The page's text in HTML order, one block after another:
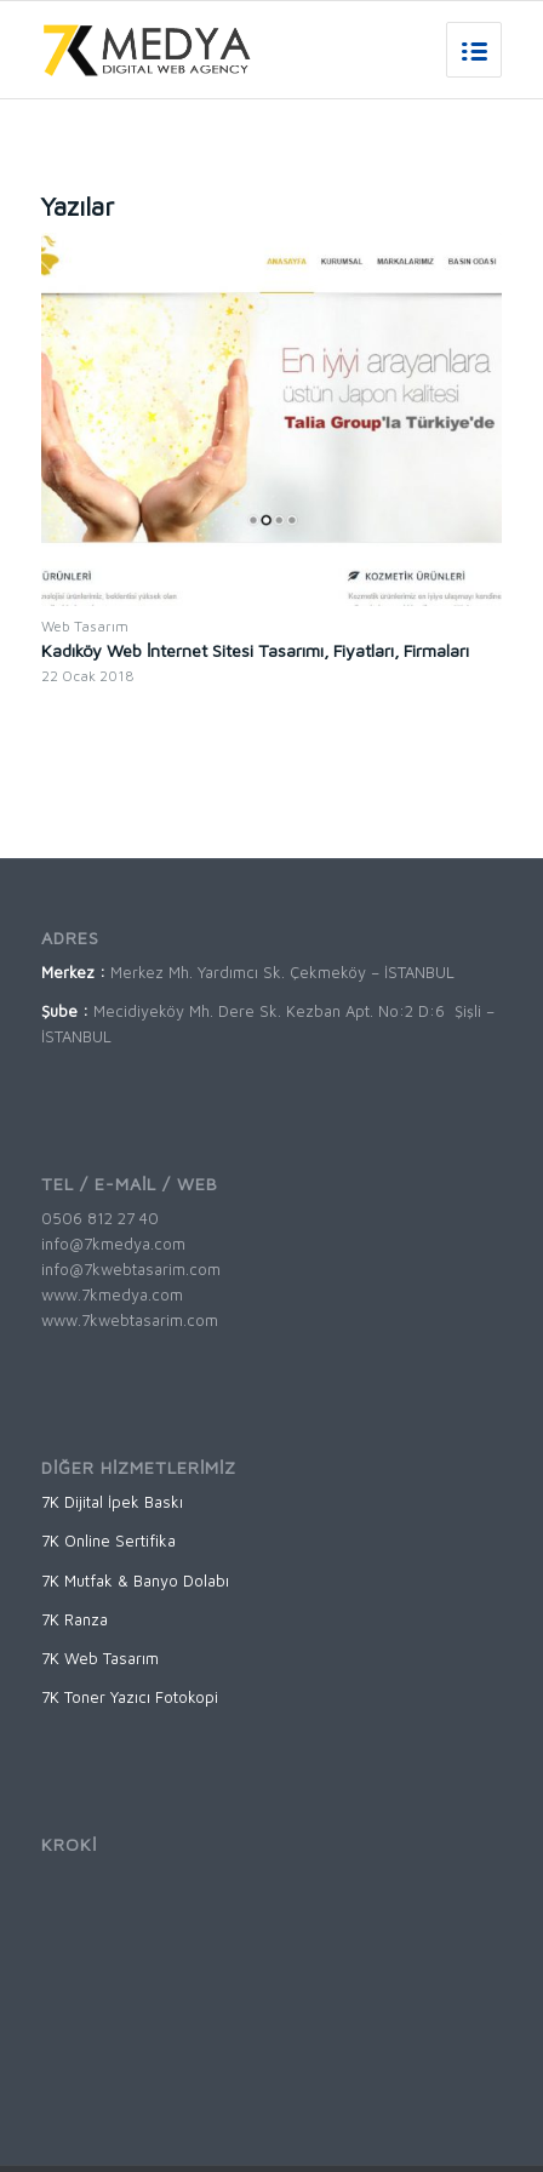
Yazılar
Web Tasarım
Kadıköy Web İnternet Sitesi Tasarımı, Fiyatları, Firmaları
22 Ocak 2018
ADRES
Merkez : Merkez Mh. Yardımcı Sk. Çekmeköy – İSTANBUL
Şube : Mecidiyeköy Mh. Dere Sk. Kezban Apt. No:2 D:6 Şişli –
İSTANBUL
TEL / E-MAİL / WEB
0506 812 27 40
info@7kmedya.com
info@7kwebtasarim.com
www.7kmedya.com
www.7kwebtasarim.com
DİĞER HİZMETLERİMİZ
7K Dijital İpek Baskı
7K Online Sertifika
7K Mutfak & Banyo Dolabı
7K Ranza
7K Web Tasarım
7K Toner Yazıcı Fotokopi
KROKİ